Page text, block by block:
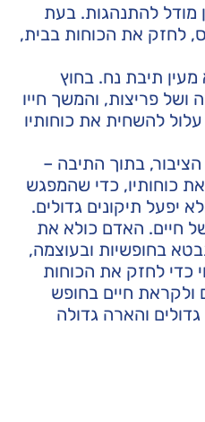
מודל להתנהגות. בעת
לחזק את הכוחות בבית,
מעין תיבת נח. בחוץ
פריצות, והמשך חייו
להשחית את כוחותיו
בתוך התיבה –
כוחותיו, כדי שהמפגש
יפעל תיקונים גדולים.
חיים. האדם כולא את
בחופשיות ובעוצמה,
כדי לחזק את הכוחות
חיים בחופש
והארה גדולה